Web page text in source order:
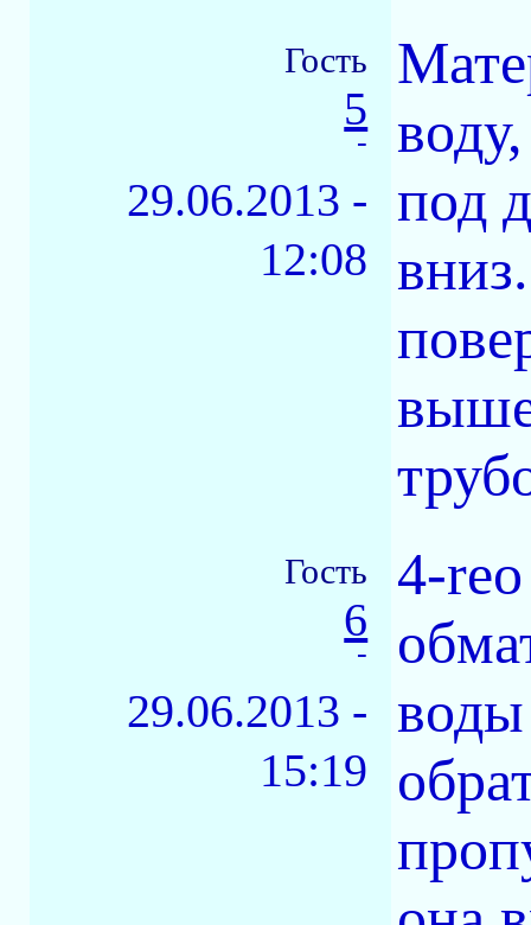
Гость
5
-
29.06.2013 -
12:08
под
Гость
6
-
29.06.2013 -
15:19
4-
воды